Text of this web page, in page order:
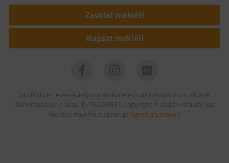
Zavolat makléři
Napsat makléři
Jan Richter je nezávislým podnikatelem podnikajícím na základě
živnostenského listu, IČ: 76293831 Copyright © realitní makléř Jan
Richter, navrhla a spravujeAgentura maveb